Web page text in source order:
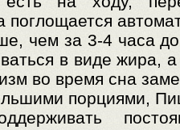
поглощается
чем за 3-4 часа
в виде жира,
во время сна
порциями,